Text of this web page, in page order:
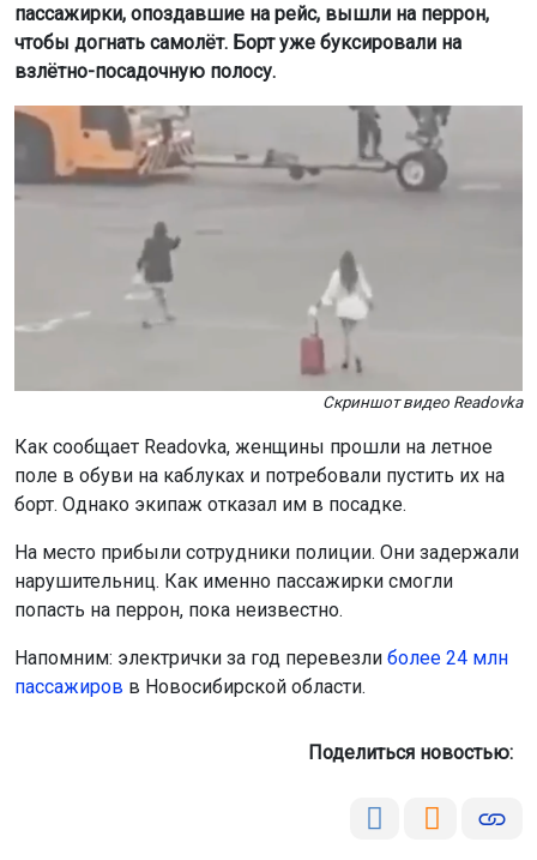
пассажирки, опоздавшие на рейс, вышли на перрон,
чтобы догнать самолёт. Борт уже буксировали на
взлётно-посадочную полосу.
Скриншот видео Readovka
Как сообщает Readovka, женщины прошли на летное
поле в обуви на каблуках и потребовали пустить их на
борт. Однако экипаж отказал им в посадке.
На место прибыли сотрудники полиции. Они задержали
нарушительниц. Как именно пассажирки смогли
попасть на перрон, пока неизвестно.
Напомним: электрички за год перевезли более 24 млн
пассажиров в Новосибирской области.
Поделиться новостью: